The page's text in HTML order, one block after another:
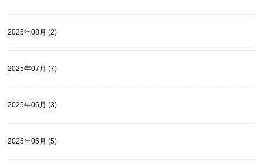
2025年08月 (2)
2025年07月 (7)
2025年06月 (3)
2025年05月 (5)